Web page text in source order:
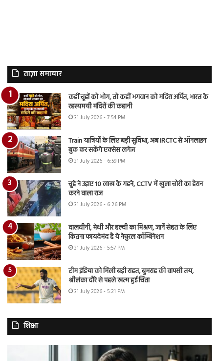
ताज़ा समाचार
कहीं चूहों को भोग, तो कहीं भगवान को मदिरा अर्पित, भारत के
रहस्यमयी मंदिरों की कहानी
31 July 2026 - 7:54 PM
Train यात्रियों के लिए बड़ी सुविधा, अब IRCTC से ऑनलाइन
बुक कर सकेंगे एक्सेस लगेज
31 July 2026 - 6:59 PM
चूहे ने उड़ाए 10 लाख के गहने, CCTV में खुला चोरी का हैरान
करने वाला राज
31 July 2026 - 6:26 PM
दालचीनी, मेथी और हल्दी का मिश्रण, जानें सेहत के लिए
कितना फायदेमंद है ये नेचुरल कॉम्बिनेशन
31 July 2026 - 5:57 PM
टीम इंडिया को मिली बड़ी राहत, बुमराह की वापसी तय,
श्रीलंका दौरे से पहले खत्म हुई चिंता
31 July 2026 - 5:21 PM
शिक्षा